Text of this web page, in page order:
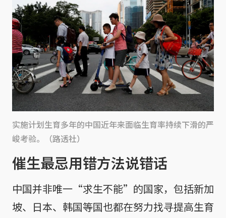
实施计划生育多年的中国近年来面临生育率持续下滑的严
峻考验。（路透社）
催生最忌用错方法说错话
中国并非唯一“求生不能”的国家，包括新加
坡、日本、韩国等国也都在努力找寻提高生育